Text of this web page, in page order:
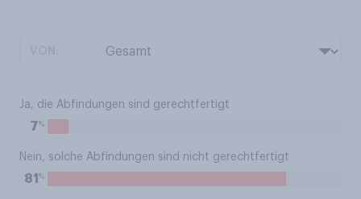
Ja, die Abfindungen sind gerechtfertigt
7%
Nein, solche Abfindungen sind nicht gerechtfertigt
81 %